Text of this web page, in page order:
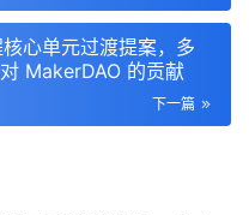
心单元过渡提案，多
MakerDAO 的贡献
下一篇